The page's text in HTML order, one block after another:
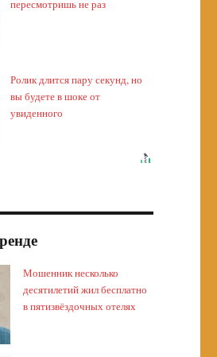
пересмотришь не раз
Ролик длится пару секунд, но
вы будете в шоке от
увиденного
Мошенник несколько
десятилетий жил бесплатно
в пятизвёздочных отелях